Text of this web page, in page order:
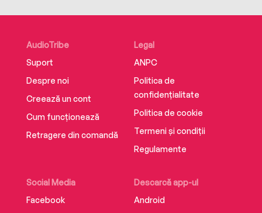
AudioTribe
Suport
Despre noi
Creează un cont
Cum funcționează
Retragere din comandă
Social Media
Facebook
Descarcă app-ul
Android
Legal
ANPC
Politica de
confidențialitate
Politica de cookie
Termeni și condiții
Regulamente